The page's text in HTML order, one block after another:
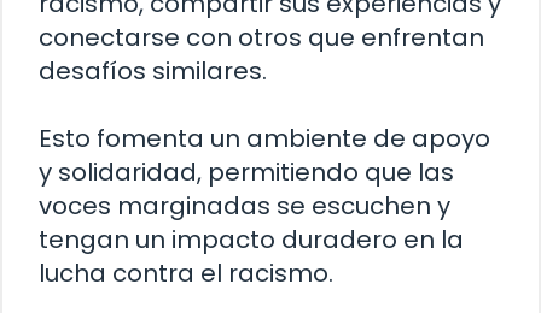
conectarse con otros que enfrentan
desafíos similares.
Esto fomenta un ambiente de apoyo
y solidaridad, permitiendo que las
voces marginadas se escuchen y
tengan un impacto duradero en la
lucha contra el racismo.